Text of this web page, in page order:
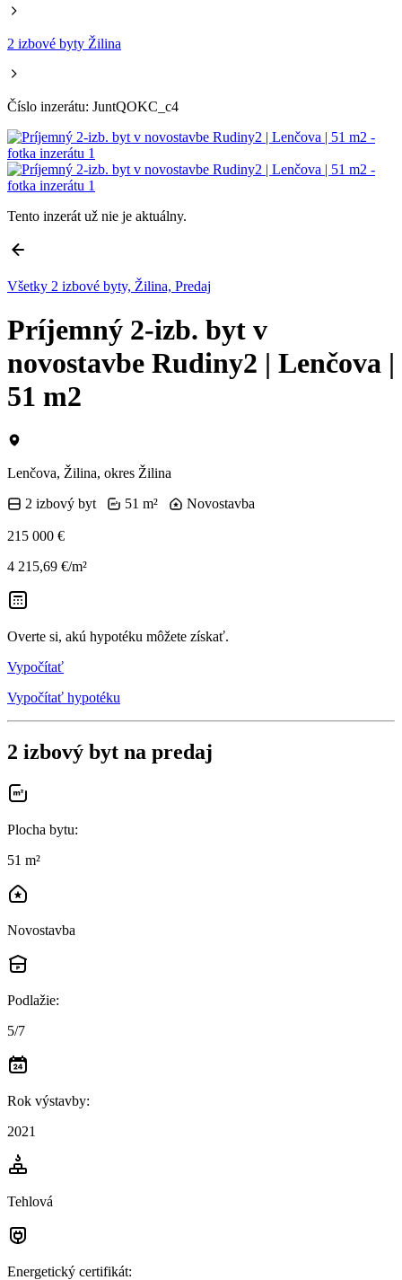
2 izbové byty Žilina
Číslo inzerátu: JuntQOKC_c4
Tento inzerát už nie je aktuálny.
Všetky 2 izbové byty, Žilina, Predaj
Príjemný 2-izb. byt v
novostavbe Rudiny2 | Lenčova |
51 m2
Lenčova, Žilina, okres Žilina
2 izbový byt
51 m² Novostavba
215 000 €
4 215,69 €/m²
Overte si, akú hypotéku môžete získať.
Vypočítať
Vypočítať hypotéku
2 izbový byt na predaj
Plocha bytu:
51 m²
Novostavba
Podlažie:
5/7
Rok výstavby:
2021
Tehlová
Energetický certifikát: